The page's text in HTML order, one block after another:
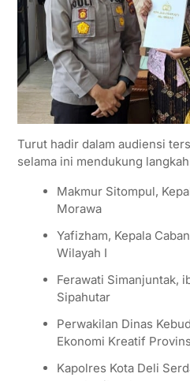
Turut hadir dalam audiensi
selama ini mendukung
Makmur Sitompul,
Morawa
Yafizham, Kepala
Wilayah I
Ferawati Simanjuntak,
Sipahutar
Perwakilan Dinas
Ekonomi Kreatif
Kapolres Kota Deli